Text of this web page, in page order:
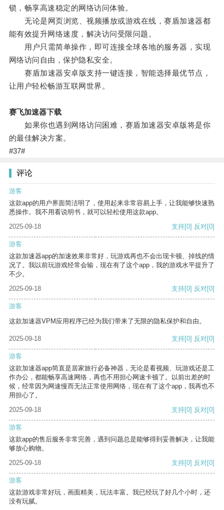
锁，畅享高速稳定的网络访问体验。
无论是网页浏览、视频播放或游戏在线，赛盾加速器都
能有效提升网络速度，解决访问受限问题。
用户只需简单操作，即可连接全球各地的服务器，实现
网络访问自由，保护隐私安全。
赛盾加速器安卓版支持一键连接，智能选择最优节点，
让用户轻松畅游互联网世界。
赛飞加速器下载
如果你也遇到网络访问困难，赛盾加速器安卓版将是你
的最佳解决方案。
#37#
评论
游客
这款app的用户界面简洁明了，使用起来非常容易上手，让我能够快速熟
悉操作。我不用看说明书，就可以轻松使用这款app。
2025-09-18
支持[0] 反对[0]
游客
这款加速器app的加速效果非常好，玩游戏再也不会出现卡顿、掉线的情
况了。我以前玩游戏经常会输，现在有了这个app，我的游戏水平提升了
不少。
2025-09-18
支持[0] 反对[0]
游客
这款加速器VPM应用程序已经为我们带来了无限的隐私保护和自由。
2025-09-18 支持[0] 反对[0]
游客
这款加速器app简直是居家旅行必备神器，无论是看视频、玩游戏还是工
作办公，都能畅享高速网络，再也不用担心网速卡顿了。以前出差的时
候，经常因为网速慢而无法正常使用网络，现在有了这个app，我再也不
用担心了。
2025-09-18
支持[0] 反对[0]
游客
这款app的售后服务非常完善，遇到问题总是能够得到妥善解决，让我能
够放心购物。
2025-09-18
支持[0] 反对[0]
游客
这款游戏非常好玩，画面精美，玩法丰富。我已经玩了好几个小时，还
没有玩腻。